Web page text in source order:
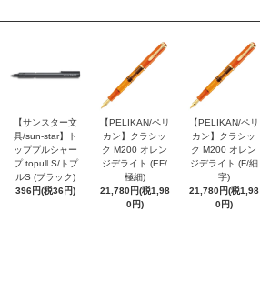
【サンスター文
具/sun-star】ト
ッププルシャー
プ topull S/トプ
ルS (ブラック)
396円(税36円)
【PELIKAN/ペリ
カン】クラシッ
ク M200 オレン
ジデライト (EF/
極細)
21,780円(税1,98
0円)
【PELIKAN/ペリ
カン】クラシッ
ク M200 オレン
ジデライト (F/細
字)
21,780円(税1,98
0円)